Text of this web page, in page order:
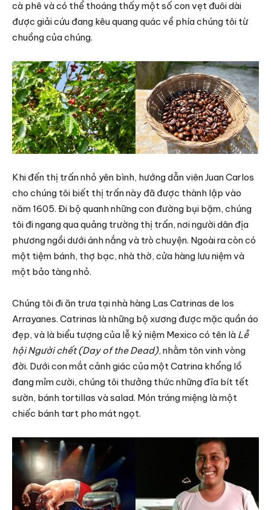
cà phê và có thể thoáng thấy một số con vẹt đuôi dài
được giải cứu đang kêu quang quác về phía chúng tôi từ
chuồng của chúng.
Khi đến thị trấn nhỏ yên bình, hướng dẫn viên Juan Carlos
cho chúng tôi biết thị trấn này đã được thành lập vào
năm 1605. Đi bộ quanh những con đường bụi bặm, chúng
tôi đi ngang qua quảng trường thị trấn, nơi người dân địa
phương ngồi dưới ánh nắng và trò chuyện. Ngoài ra còn có
một tiệm bánh, thợ bạc, nhà thờ, cửa hàng lưu niệm và
một bảo tàng nhỏ.
Chúng tôi đi ăn trưa tại nhà hàng Las Catrinas de los
Arrayanes. Catrinas là những bộ xương được mặc quần áo
đẹp, và là biểu tượng của lễ kỷ niệm Mexico có tên là Lễ
hội Người chết (Day of the Dead), nhằm tôn vinh vòng
đời. Dưới con mắt cảnh giác của một Catrina khổng lồ
đang mỉm cười, chúng tôi thưởng thức những đĩa bít tết
sườn, bánh tortillas và salad. Món tráng miệng là một
chiếc bánh tart pho mát ngọt.